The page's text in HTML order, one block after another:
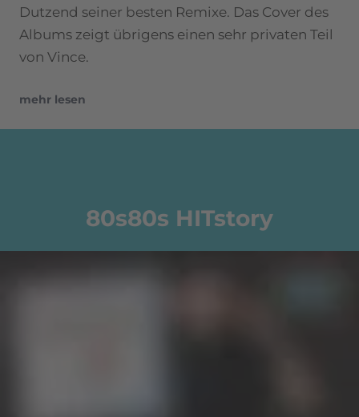
Dutzend seiner besten Remixe. Das Cover des
Albums zeigt übrigens einen sehr privaten Teil
von Vince.
mehr lesen
80s80s HITstory